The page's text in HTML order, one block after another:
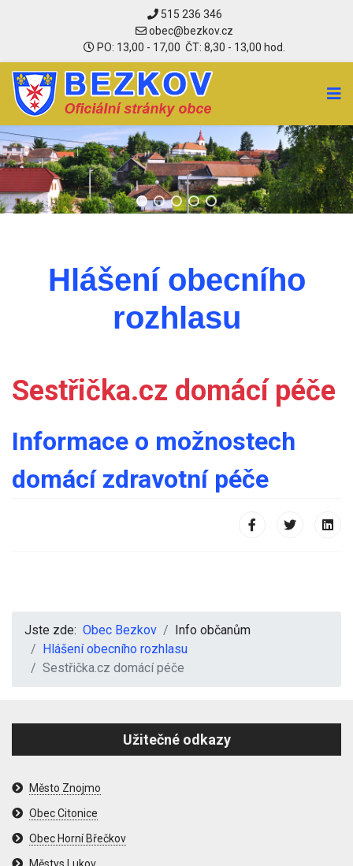
515 236 346
PO: 13,00 - 17,00 ČT: 8,30 - 13,00 hod.
Hlášení obecního
rozhlasu
Sestřička.cz domácí péče
Informace o možnostech
domácí zdravotní péče
Jste zde: Obec Bezkov
Info občanům
Hlášení obecního rozhlasu
Sestřička.cz domácí péče
Užitečné odkazy
Město Znojmo
Obec Citonice
Obec Horní Břečkov